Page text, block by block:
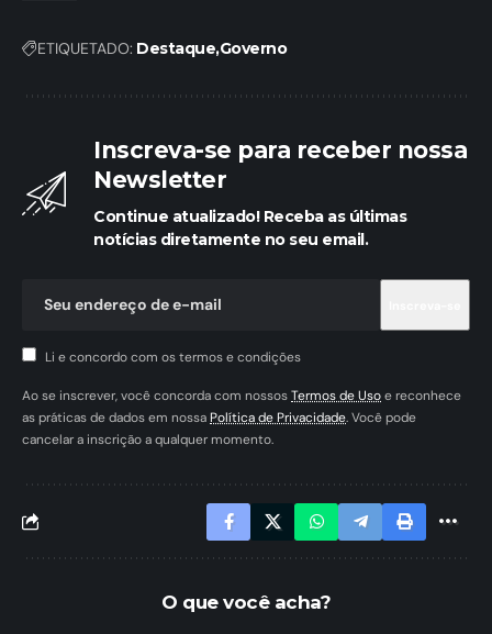
ETIQUETADO: DestaqueGoverno
Inscreva-se para receber nossa
Newsletter
Continue atualizado! Receba as últimas
notícias diretamente no seu email.
Li e concordo com os termos e condições
Ao se inscrever, você concorda com nossosTermos de Usoe reconhece
as práticas de dados em nossaPolítica de Privacidade. Você pode
cancelar a inscrição a qualquer momento.
O que você acha?